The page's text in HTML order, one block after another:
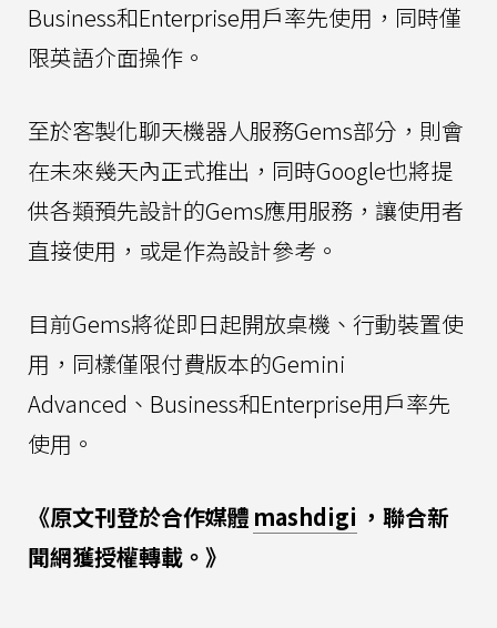
Business和Enterprise用戶率先使用，同時僅
限英語介面操作。
至於客製化聊天機器人服務Gems部分，則會
在未來幾天內正式推出，同時Google也將提
供各類預先設計的Gems應用服務，讓使用者
直接使用，或是作為設計參考。
目前Gems將從即日起開放桌機、行動裝置使
用，同樣僅限付費版本的Gemini
Advanced、Business和Enterprise用戶率先
使用。
《原文刊登於合作媒體 mashdigi ，聯合新
聞網獲授權轉載。》